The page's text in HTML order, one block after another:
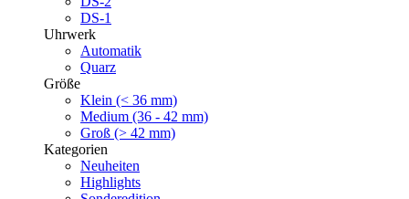
DS-1
Uhrwerk
Automatik
Quarz
Größe
Klein (< 36 mm)
Medium (36 - 42 mm)
Groß (> 42 mm)
Kategorien
Neuheiten
Highlights